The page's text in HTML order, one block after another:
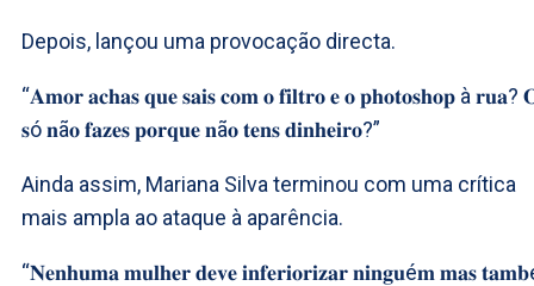
Depois, lançou uma provocação directa.
“𝐀𝐦𝐨𝐫 𝐚𝐜𝐡𝐚𝐬 𝐪𝐮𝐞 𝐬𝐚𝐢𝐬 𝐜𝐨𝐦 𝐨 𝐟𝐢𝐥𝐭𝐫𝐨 𝐞 𝐨 𝐩𝐡𝐨𝐭𝐨𝐬𝐡𝐨𝐩 à 𝐫𝐮𝐚?
𝐬ó 𝐧ã𝐨 𝐟𝐚𝐳𝐞𝐬 𝐩𝐨𝐫𝐪𝐮𝐞 𝐧ã𝐨 𝐭𝐞𝐧𝐬 𝐝𝐢𝐧𝐡𝐞𝐢𝐫𝐨?”
Ainda assim, Mariana Silva terminou com uma crítica
mais ampla ao ataque à aparência.
“𝐍𝐞𝐧𝐡𝐮𝐦𝐚 𝐦𝐮𝐥𝐡𝐞𝐫 𝐝𝐞𝐯𝐞 𝐢𝐧𝐟𝐞𝐫𝐢𝐨𝐫𝐢𝐳𝐚𝐫 𝐧𝐢𝐧𝐠𝐮é𝐦 𝐦𝐚𝐬